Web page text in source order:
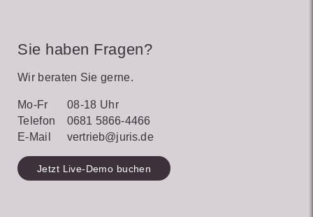
Sie haben Fragen?
Wir beraten Sie gerne.
Mo-Fr
08-18 Uhr
Telefon
0681 5866-4466
E-Mail
vertrieb@juris.de
Jetzt Live-Demo buchen